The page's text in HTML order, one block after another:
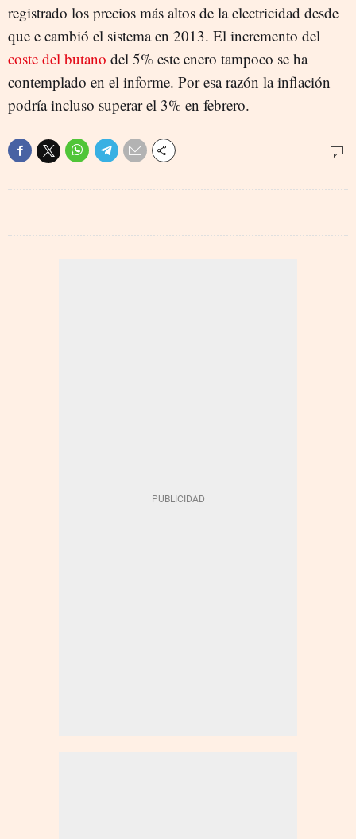
registrado los precios más altos de la electricidad desde
que e cambió el sistema en 2013. El incremento del
coste del butano del 5% este enero tampoco se ha
contemplado en el informe. Por esa razón la inflación
podría incluso superar el 3% en febrero.